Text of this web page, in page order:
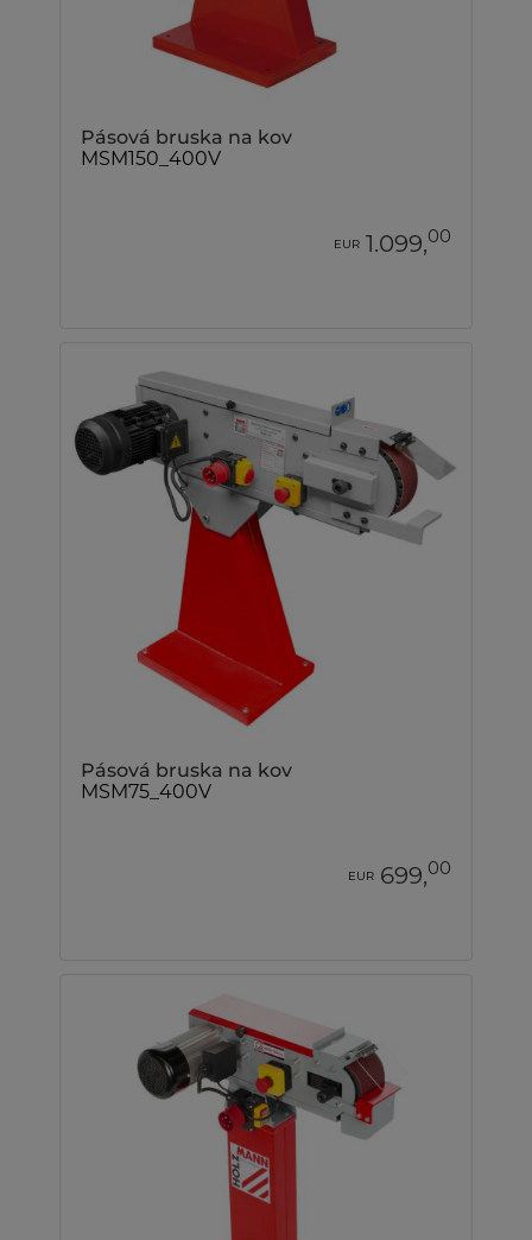
Pásová bruska na kov
MSM150_400V
EUR 1.099,00
Pásová bruska na kov
MSM75_400V
EUR 699,00